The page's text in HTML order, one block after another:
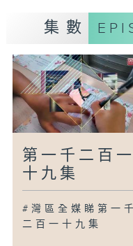
山西汾西：大棚
新疆伊犁：彩稻
廣為人知
廣州：機場口岸
次
廣州：探營白雲
嶺南戰舞《英歌
灣區新里程
珠海：外國留學
化
集數
第一千二百一
十九集
#灣區全媒睇第一千
二百一十九集